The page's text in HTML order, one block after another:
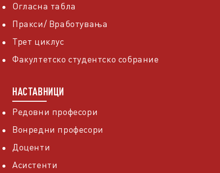
Огласна табла
Пракси/ Вработувања
Трет циклус
Факултетско студентско собрание
НАСТАВНИЦИ
Редовни професори
Вонредни професори
Доценти
Асистенти